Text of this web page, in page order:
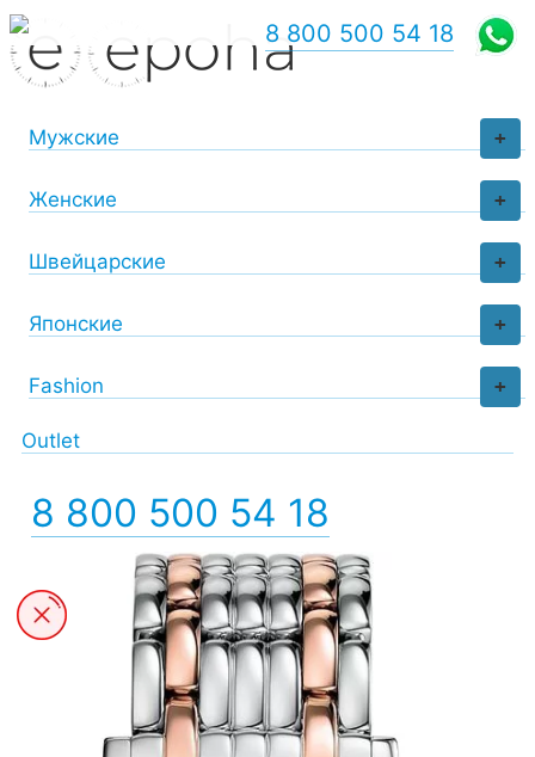
+
Мужские
+
Женские
+
Швейцарские
+
Японские
+
Fashion
Outlet
8 800 500 54 18
8 800 500 54 18